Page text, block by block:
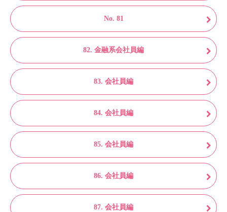
No. 81
82. 金融系会社員編
83. 会社員編
84. 会社員編
85. 会社員編
86. 会社員編
87. 会社員編